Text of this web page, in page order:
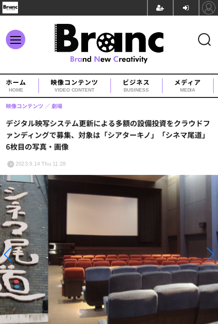
ホーム
HOME
映像コンテンツ
VIDEO CONTENT
ビジネス
BUSINESS
メディア
MEDIA
デジタル映写システム更新による多額の設備投資をクラウドフ
ァンディングで募集、対象は「シアターキノ」「シネマ尾道」
6枚目の写真・画像
映像コンテンツ 劇場
2023.9.14 Thu 11:28